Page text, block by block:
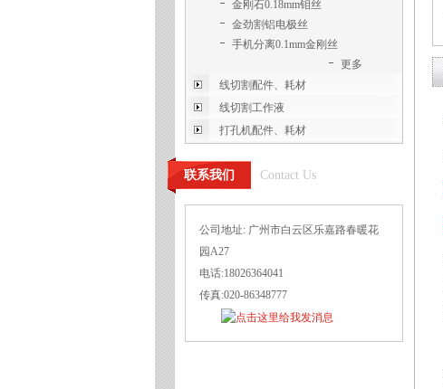
金刚石0.18mm钼丝
金劲割铝电极丝
手机分离0.1mm金刚丝
更多
线切割配件、耗材
线切割工作液
打孔机配件、耗材
联系我们 Contact Us
公司地址: 广州市白云区乐嘉路春暖花
园A27
电话:18026364041
传真:020-86348777